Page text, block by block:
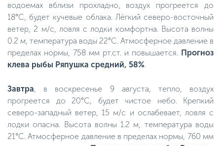
водоемах вблизи прохладно, воздух прогреется до
18°C, будет кучевые облака. Лёгкий северо-восточный
ветер, 2 м/с, ловля с лодки комфортна. Высота волны
0.2 м, температура воды 22°C. Атмосферное давление в
пределах нормы, 758 мм рт.ст. и повышается. Прогноз
клева рыбы Ряпушка средний, 58%.
Завтра, в воскресенье 9 августа, тепло, воздух
прогреется до 20°C, будет чистое небо. Крепкий
северо-западный ветер, 15 м/с и ослабевает, ловля с
лодки опасна. Высота волны 1.2 м, температура воды
21°C. Атмосферное давление в пределах нормы, 760 мм